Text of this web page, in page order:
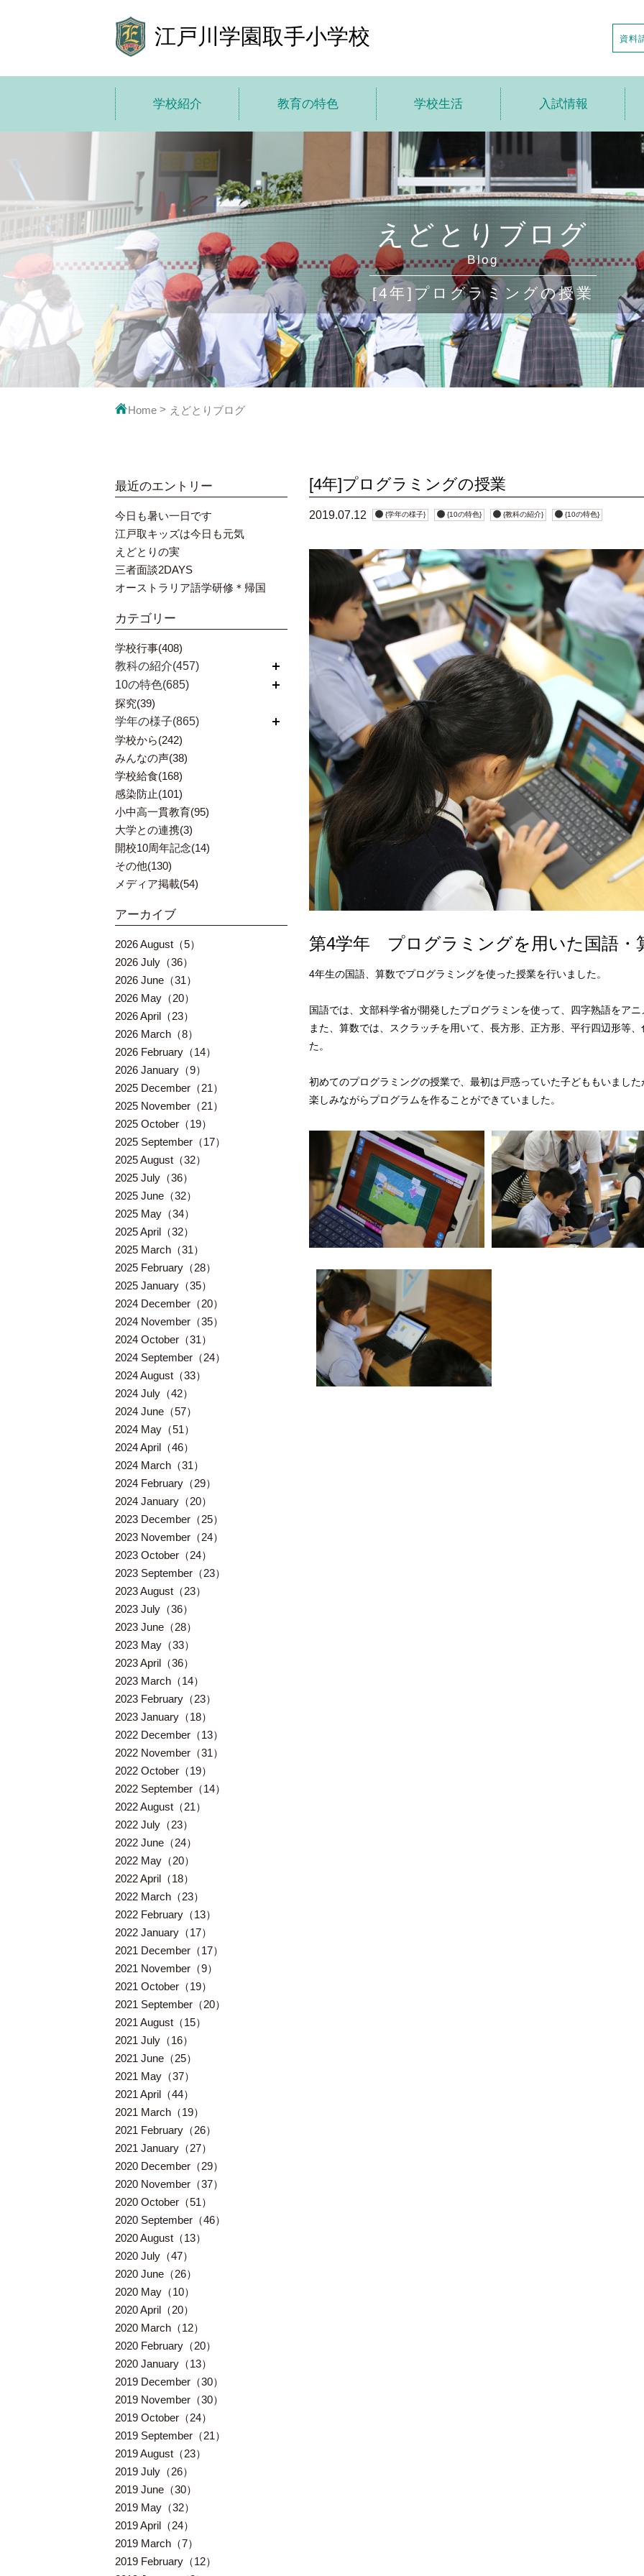
江戸川学園取手小学校 資料
学校紹介
学校紹介トップ
学校長あいさつ
基本情報
施設紹介
学費
教育の特色
教育方針
10 の特色
ICT で学びの一歩先へ
小中高一貫教育
子どもたちの声
映像で見るえどとり小
教科の紹介
学校生活
学校生活トップ
えどとり小の1日
アフタースクール
制服・制定品
学校給食
安全対策
成果・表彰
入試情報
説明会の日程
入試日程・募集要項
転・編入情報
学校案内申し込み
デジタルパンフレット
えどとりブログ
Blog
[4年]プログラミングの授業
Home えどとりブログ
[4年]プログラミングの授業
2019.07.12 {学年の様子} {10の特色} {教科の紹介} {10の特色}
第4学年 プログラミングを用いた国語・
4年生の国語、算数でプログラミングを使った授業を行いました。
国語では、文部科学省が開発したプログラミンを使って、四字熟語をアニ
また、算数では、スクラッチを用いて、長方形、正方形、平行四辺形等
た。
初めてのプログラミングの授業で、最初は戸惑っていた子どももいまし
楽しみながらプログラムを作ることができていました。
最近のエントリー
今日も暑い一日です
江戸取キッズは今日も元気
えどとりの実
三者面談2DAYS
オーストラリア語学研修＊帰国
カテゴリー
学校行事(408)
教科の紹介(457)
開く
10の特色(685)
開く
探究(39)
学年の様子(865)
開く
学校から(242)
みんなの声(38)
学校給食(168)
感染防止(101)
小中高一貫教育(95)
大学との連携(3)
開校10周年記念(14)
その他(130)
メディア掲載(54)
アーカイブ
2026 August（5）
2026 July（36）
2026 June（31）
2026 May（20）
2026 April（23）
2026 March（8）
2026 February（14）
2026 January（9）
2025 December（21）
2025 November（21）
2025 October（19）
2025 September（17）
2025 August（32）
2025 July（36）
2025 June（32）
2025 May（34）
2025 April（32）
2025 March（31）
2025 February（28）
2025 January（35）
2024 December（20）
2024 November（35）
2024 October（31）
2024 September（24）
2024 August（33）
2024 July（42）
2024 June（57）
2024 May（51）
2024 April（46）
2024 March（31）
2024 February（29）
2024 January（20）
2023 December（25）
2023 November（24）
2023 October（24）
2023 September（23）
2023 August（23）
2023 July（36）
2023 June（28）
2023 May（33）
2023 April（36）
2023 March（14）
2023 February（23）
2023 January（18）
2022 December（13）
2022 November（31）
2022 October（19）
2022 September（14）
2022 August（21）
2022 July（23）
2022 June（24）
2022 May（20）
2022 April（18）
2022 March（23）
2022 February（13）
2022 January（17）
2021 December（17）
2021 November（9）
2021 October（19）
2021 September（20）
2021 August（15）
2021 July（16）
2021 June（25）
2021 May（37）
2021 April（44）
2021 March（19）
2021 February（26）
2021 January（27）
2020 December（29）
2020 November（37）
2020 October（51）
2020 September（46）
2020 August（13）
2020 July（47）
2020 June（26）
2020 May（10）
2020 April（20）
2020 March（12）
2020 February（20）
2020 January（13）
2019 December（30）
2019 November（30）
2019 October（24）
2019 September（21）
2019 August（23）
2019 July（26）
2019 June（30）
2019 May（32）
2019 April（24）
2019 March（7）
2019 February（12）